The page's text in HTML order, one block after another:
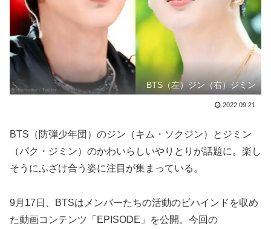
BTS（左）ジン（右）ジミン
2022.09.21
BTS（防弾少年団）のジン（キム・ソクジン）とジミン
（パク・ジミン）のかわいらしいやりとりが話題に。楽し
そうにふざけ合う姿に注目が集まっている。
9月17日、BTSはメンバーたちの活動のビハインドを収め
た動画コンテンツ「EPISODE」を公開。今回の